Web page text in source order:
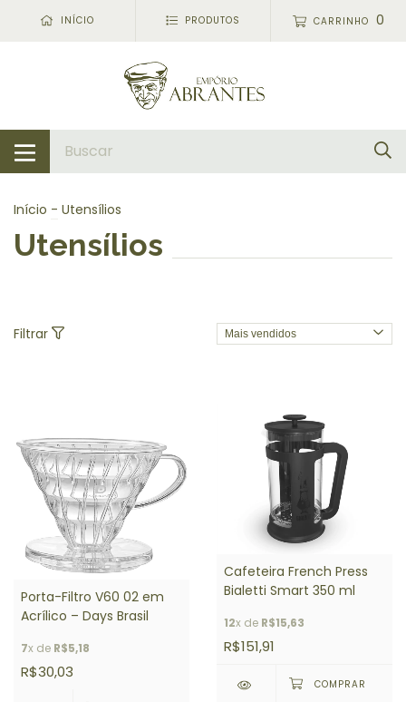
INÍCIO PRODUTOS CARRINHO 0
Início - Utensílios
Utensílios
Filtrar
Porta-Filtro V60 02 em
Acrílico – Days Brasil
7x de R$5,18
R$30,03
Cafeteira French Press
Bialetti Smart 350 ml
12x de R$15,63
R$151,91